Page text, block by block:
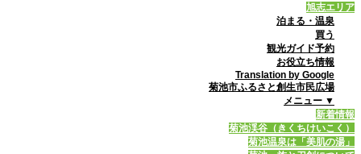
旭志エリア
泊まる・温泉
買う
観光ガイド予約
お役立ち情報
Translation by Google
菊池市ふるさと創生市民広場
メニュー ▼
新着情報
菊池渓谷（きくちけいこく）
菊池温泉は「美肌の湯」